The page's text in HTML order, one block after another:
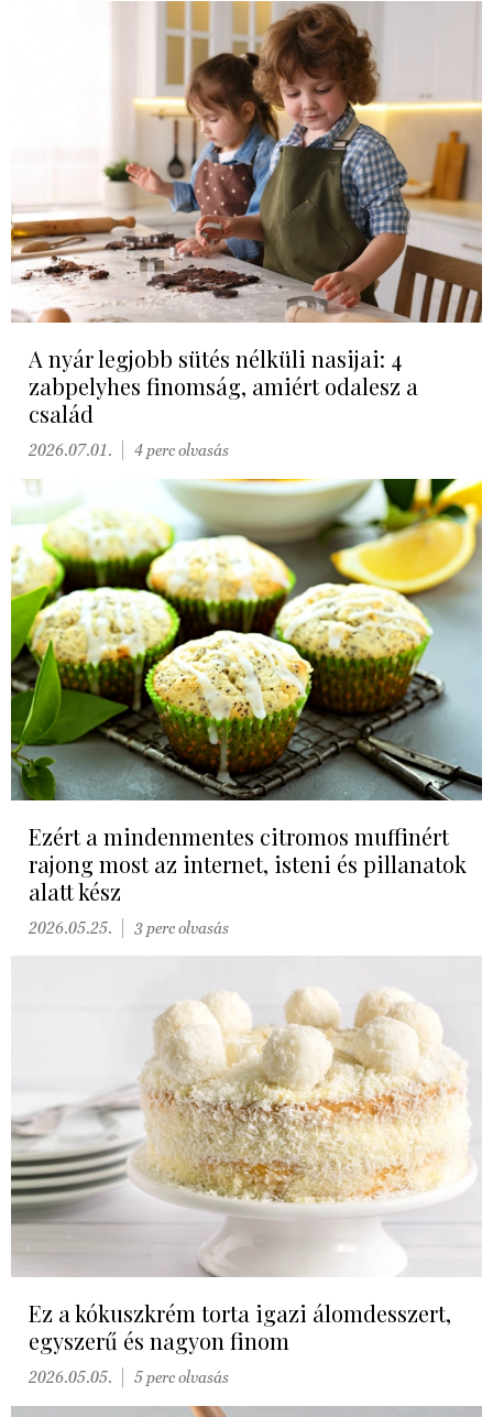
A nyár legjobb sütés nélküli nasijai: 4
zabpelyhes finomság, amiért odalesz a
család
2026.07.01. 4 perc olvasás
Ezért a mindenmentes citromos muffinért
rajong most az internet, isteni és pillanatok
alatt kész
2026.05.25. 3 perc olvasás
Ez a kókuszkrém torta igazi álomdesszert,
egyszerű és nagyon finom
2026.05.05. 5 perc olvasás